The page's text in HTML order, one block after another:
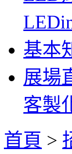
基本
展場
客製
首頁 >